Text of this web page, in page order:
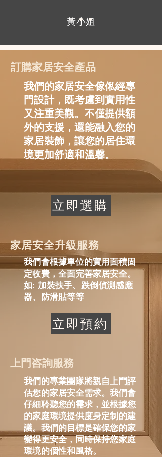
黃小姐
訂購家居安全產品
我們的家居安全傢俬經專
門設計，既考慮到實用性
又注重美觀。不僅提供額
外的支援，還能融入您的
家居裝飾，讓您的居住環
境更加舒適和溫馨。
立即選購
家居安全升級服務
我們會根據單位的實用面積固
定收費，全面完善家居安全。
如: 加裝扶手、跌倒偵測感應
器、防滑貼等等
立即預約
上門咨詢服務
我們的專業團隊將親自上門評
估您的家居安全需求。我們會
仔細聆聽您的需求，並根據您
的家庭環境提供度身定制的建
議。我們的目標是確保您的家
變得更安全，同時保持您家庭
環境的個性和風格。